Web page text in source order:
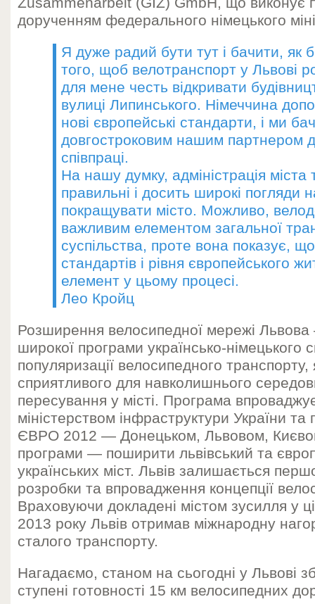
дорученням федерального німецького
Я дуже радий бути тут і бачити, як
того, щоб велотранспорт у Львові
для мене честь відкривати
вулиці Липинського. Німеччина
нові європейські стандарти, і ми
довгостроковим нашим партнером
співпраці.
На нашу думку, адміністрація міста
правильні і досить широкі погляди
покращувати місто. Можливо,
важливим елементом загальної
суспільства, проте вона показує,
стандартів і рівня європейського
елемент у цьому процесі.
Лео Кройц
Розширення велосипедної мережі
широкої програми українсько-німецького
популяризації велосипедного транспорту,
сприятливого для навколишнього
пересування у місті. Програма
міністерством інфраструктури України
ЄВРО 2012 — Донецьком, Львовом,
програми — поширити львівський та
українських міст. Львів залишається
розробки та впровадження концепції
Враховуючи докладені містом зусилля у
2013 року Львів отримав міжнародну
сталого транспорту.
Нагадаємо, станом на сьогодні у Львові
ступені готовності 15 км велосипедних